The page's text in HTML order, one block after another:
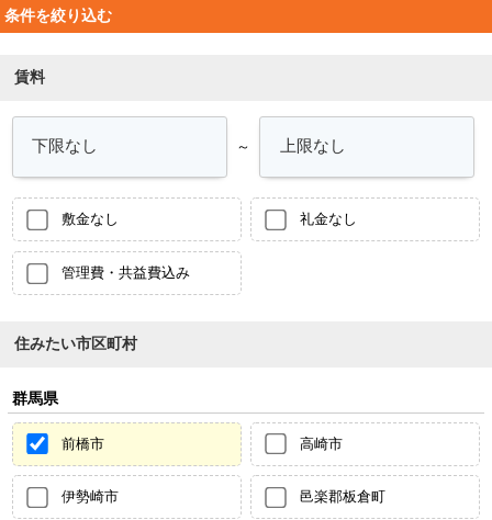
条件を絞り込む
賃料
～
敷金なし 礼金なし
管理費・共益費込み
住みたい市区町村
群馬県
前橋市 高崎市
伊勢崎市 邑楽郡板倉町